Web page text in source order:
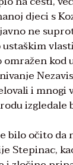
djeci s
ne
kod
i
izgledale
bilo očito
Stepinac,